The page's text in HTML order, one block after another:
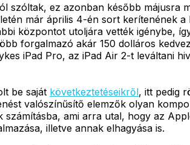
szóltak, ez azonban később májusra
már április 4-én sort kerítenének
központot utoljára vették igénybe,
forgalmazó akár 150 dolláros
iPad Pro, az iPad Air 2-t leváltani
be saját következtetéseikről, itt pedig
valószínűsítő elemzők olyan
ami arra utal, hogy az
illetve annak elhagyása is.